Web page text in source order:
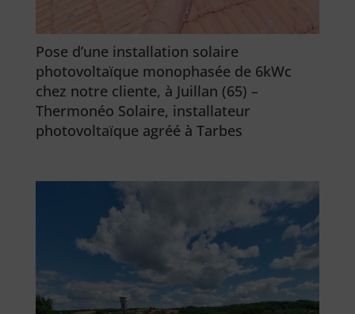
Pose d’une installation solaire
photovoltaïque monophasée de 6kWc
chez notre cliente, à Juillan (65) –
Thermonéo Solaire, installateur
photovoltaïque agréé à Tarbes